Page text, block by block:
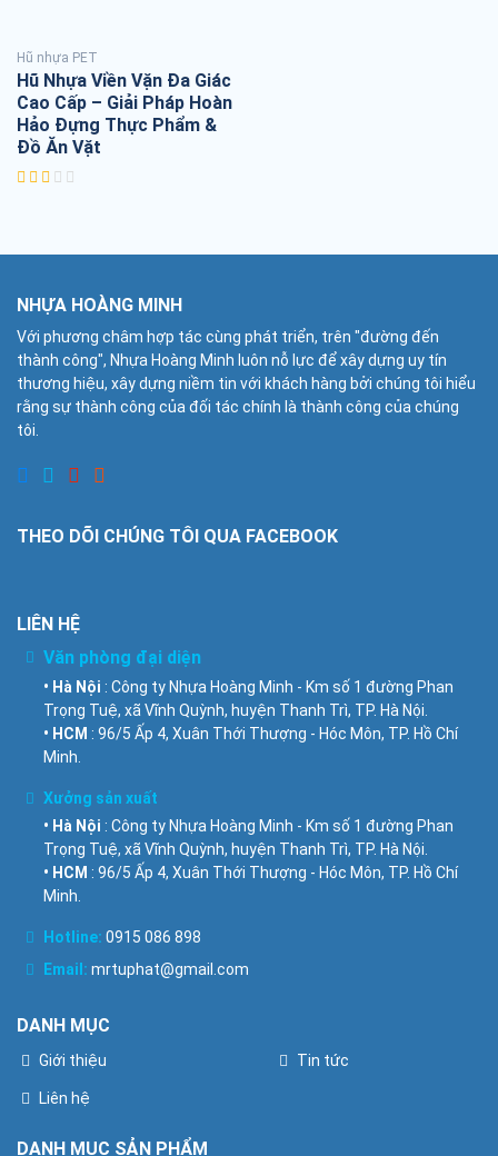
Hũ nhựa PET
Hũ Nhựa Viền Vặn Đa Giác
Cao Cấp – Giải Pháp Hoàn
Hảo Đựng Thực Phẩm &
Đồ Ăn Vặt
NHỰA HOÀNG MINH
Với phương châm hợp tác cùng phát triển, trên "đường đến
thành công", Nhựa Hoàng Minh luôn nỗ lực để xây dựng uy tín
thương hiệu, xây dựng niềm tin với khách hàng bởi chúng tôi hiểu
rằng sự thành công của đối tác chính là thành công của chúng
tôi.
THEO DÕI CHÚNG TÔI QUA FACEBOOK
LIÊN HỆ
Văn phòng đại diện
• Hà Nội : Công ty Nhựa Hoàng Minh - Km số 1 đường Phan
Trọng Tuệ, xã Vĩnh Quỳnh, huyện Thanh Trì, TP. Hà Nội.
• HCM : 96/5 Ấp 4, Xuân Thới Thượng - Hóc Môn, TP. Hồ Chí
Minh.
Xưởng sản xuất
• Hà Nội : Công ty Nhựa Hoàng Minh - Km số 1 đường Phan
Trọng Tuệ, xã Vĩnh Quỳnh, huyện Thanh Trì, TP. Hà Nội.
• HCM : 96/5 Ấp 4, Xuân Thới Thượng - Hóc Môn, TP. Hồ Chí
Minh.
Hotline: 0915 086 898
Email: mrtuphat@gmail.com
DANH MỤC
Giới thiệu
Liên hệ
Tin tức
DANH MỤC SẢN PHẨM